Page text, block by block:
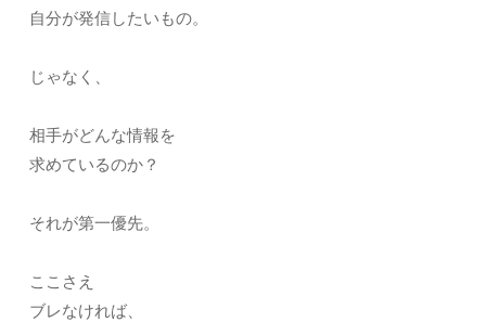
自分が発信したいもの。
じゃなく、
相手がどんな情報を
求めているのか？
それが第一優先。
ここさえ
ブレなければ、